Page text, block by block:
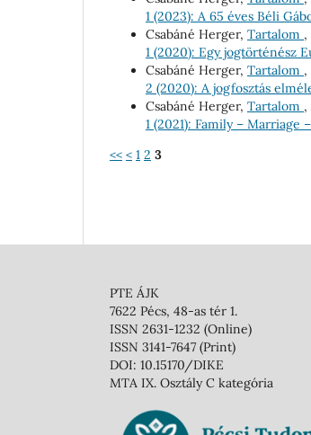
1 (2023): A 65 éves Béli
Csabáné Herger, Tartalom ,
1 (2020): Egy jogtörténész
Csabáné Herger, Tartalom ,
2 (2020): A jogfosztás
Csabáné Herger, Tartalom ,
1 (2021): Family –
<< < 1 2 3
PTE ÁJK
7622 Pécs, 48-as tér 1.
ISSN 2631-1232 (Online)
ISSN 3141-7647 (Print)
DOI: 10.15170/DIKE
MTA IX. Osztály C kategória